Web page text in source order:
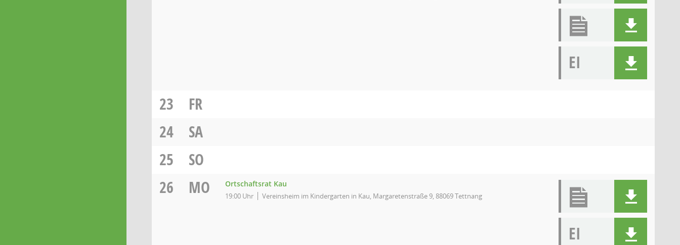
EI
23
FR
24
SA
25
SO
26
MO Ortschaftsrat Kau
19:00 Uhr Vereinsheim im Kindergarten in Kau, Margaretenstraße 9, 88069 Tettnang
EI